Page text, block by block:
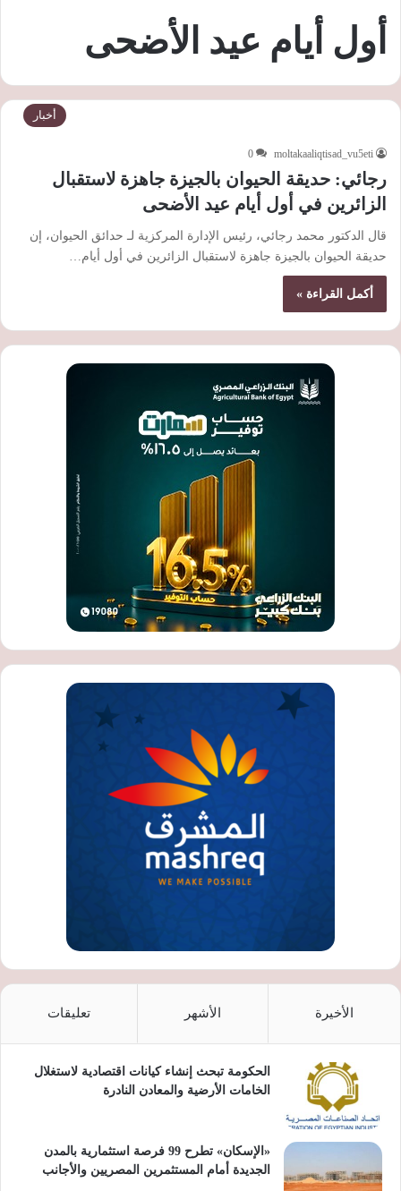
أول أيام عيد الأضحى
أخبار
moltakaaliqtisad_vu5eti
0
رجائي: حديقة الحيوان بالجيزة جاهزة لاستقبال
الزائرين في أول أيام عيد الأضحى
قال الدكتور محمد رجائي، رئيس الإدارة المركزية لـ حدائق الحيوان، إن
حديقة الحيوان بالجيزة جاهزة لاستقبال الزائرين في أول أيام…
أكمل القراءة »
الأخيرة الأشهر تعليقات
الحكومة تبحث إنشاء كيانات اقتصادية لاستغلال
الخامات الأرضية والمعادن النادرة
«الإسكان» تطرح 99 فرصة استثمارية بالمدن
الجديدة أمام المستثمرين المصريين والأجانب